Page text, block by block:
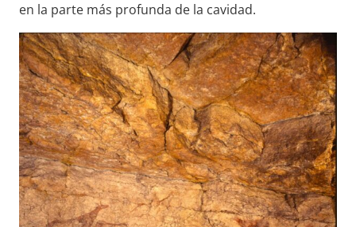
en la parte más profunda de la cavidad.